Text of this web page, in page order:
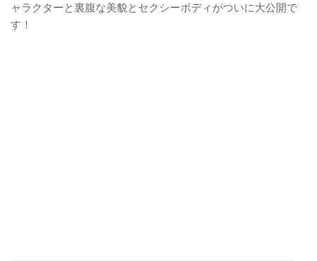
ャラクターと裏腹な美貌とセクシーボディがついに大公開で
す！